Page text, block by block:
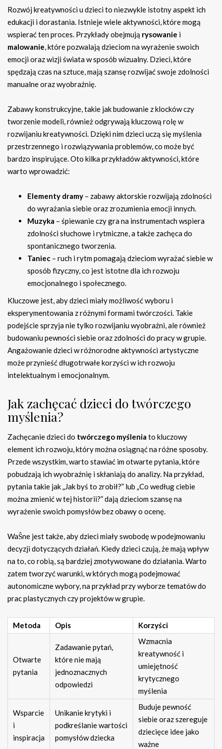
Rozwój kreatywności u dzieci to niezwykle istotny aspekt ich
edukacji i dorastania. Istnieje wiele aktywności, które mogą
wspierać ten proces. Przykłady obejmują rysowanie i
malowanie, które pozwalają dzieciom na wyrażenie swoich
emocji oraz wizji świata w sposób wizualny. Dzieci, które
spędzają czas na sztuce, mają szansę rozwijać swoje zdolności
manualne oraz wyobraźnię.
Zabawy konstrukcyjne, takie jak budowanie z klocków czy
tworzenie modeli, również odgrywają kluczową rolę w
rozwijaniu kreatywności. Dzięki nim dzieci uczą się myślenia
przestrzennego i rozwiązywania problemów, co może być
bardzo inspirujące. Oto kilka przykładów aktywności, które
warto wprowadzić:
Elementy dramy – zabawy aktorskie rozwijają zdolności
do wyrażania siebie oraz zrozumienia emocji innych.
Muzyka – śpiewanie czy gra na instrumentach wspiera
zdolności słuchowe i rytmiczne, a także zachęca do
spontanicznego tworzenia.
Taniec – ruch i rytm pomagają dzieciom wyrażać siebie w
sposób fizyczny, co jest istotne dla ich rozwoju
emocjonalnego i społecznego.
Kluczowe jest, aby dzieci miały możliwość wyboru i
eksperymentowania z różnymi formami twórczości. Takie
podejście sprzyja nie tylko rozwijaniu wyobraźni, ale również
budowaniu pewności siebie oraz zdolności do pracy w grupie.
Angażowanie dzieci w różnorodne aktywności artystyczne
może przynieść długotrwałe korzyści w ich rozwoju
intelektualnym i emocjonalnym.
Jak zachęcać dzieci do twórczego
myślenia?
Zachęcanie dzieci do twórczego myślenia to kluczowy
element ich rozwoju, który można osiągnąć na różne sposoby.
Przede wszystkim, warto stawiać im otwarte pytania, które
pobudzają ich wyobraźnię i skłaniają do analizy. Na przykład,
pytania takie jak „Jak byś to zrobił?” lub „Co według ciebie
można zmienić w tej historii?” dają dzieciom szansę na
wyrażenie swoich pomysłów bez obawy o ocenę.
WaŜne jest także, aby dzieci miały swobodę w podejmowaniu
decyzji dotyczących działań. Kiedy dzieci czują, że mają wpływ
na to, co robią, są bardziej zmotywowane do działania. Warto
zatem tworzyć warunki, w których mogą podejmować
autonomiczne wybory, na przykład przy wyborze tematów do
prac plastycznych czy projektów w grupie.
Metoda Opis Korzyści
Otwarte
pytania
Zadawanie pytań,
które nie mają
jednoznacznych
odpowiedzi
Wzmacnia
kreatywność i
umiejętność
krytycznego
myślenia
Wsparcie
i
inspiracja
Unikanie krytyki i
podkreślanie wartości
pomysłów dziecka
Buduje pewność
siebie oraz szereguje
dziecięce idee jako
ważne